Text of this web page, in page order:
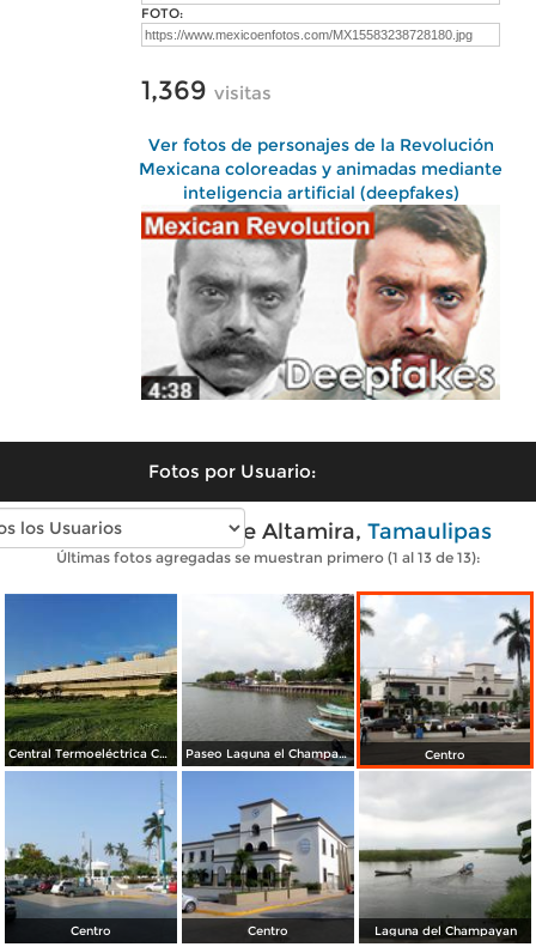
FOTO:
1,369 visitas
Ver fotos de personajes de la Revolución
Mexicana coloreadas y animadas mediante
inteligencia artificial (deepfakes)
Fotos por Usuario:
Fotos modernas de Altamira, Tamaulipas
Últimas fotos agregadas se muestran primero (1 al 13 de 13):
Central Termoeléctrica CC Altamira II Paseo Laguna el Champayan Centro
Centro Centro Laguna del Champayan